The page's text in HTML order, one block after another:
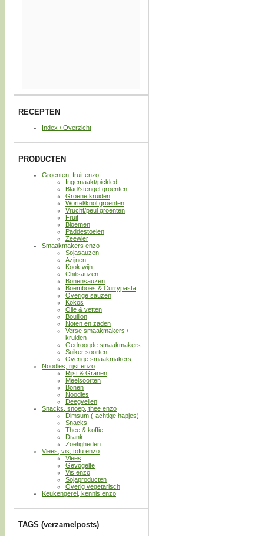
RECEPTEN
Index / Overzicht
PRODUCTEN
Groenten, fruit enzo
Ingemaakt/pickled
Blad/stengel groenten
Groene kruiden
Wortel/knol groenten
Vrucht/peul groenten
Fruit
Bloemen
Paddestoelen
Zeewier
Smaakmakers enzo
Sojasauzen
Azijnen
Kook wijn
Chilisauzen
Bonensauzen
Boemboes & Currypasta
Overige sauzen
Kokos
Olie & vetten
Bouillon
Noten en zaden
Verse smaakmakers /
kruiden
Gedroogde smaakmakers
Suiker soorten
Overige smaakmakers
Noodles, rijst enzo
Rijst & Granen
Meelsoorten
Bonen
Noodles
Deegvellen
Snacks, snoep, thee enzo
Dimsum (-achtige hapjes)
Snacks
Thee & koffie
Drank
Zoetigheden
Vlees, vis, tofu enzo
Vlees
Gevogelte
Vis enzo
Sojaproducten
Overig vegetarisch
Keukengerei, kennis enzo
TAGS (verzamelposts)